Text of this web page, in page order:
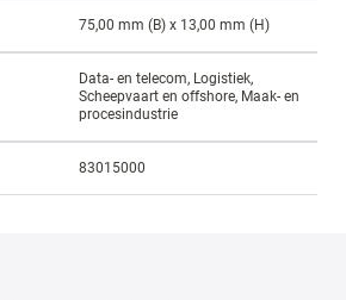
75,00 mm (B) x 13,00 mm (H)
Data- en telecom, Logistiek,
Scheepvaart en offshore, Maak- en
procesindustrie
83015000